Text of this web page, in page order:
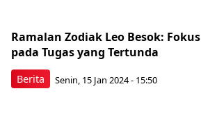
Berita
Ramalan Zodiak Leo Besok: Fokus
pada Tugas yang Tertunda
Senin, 15 Jan 2024 - 15:50